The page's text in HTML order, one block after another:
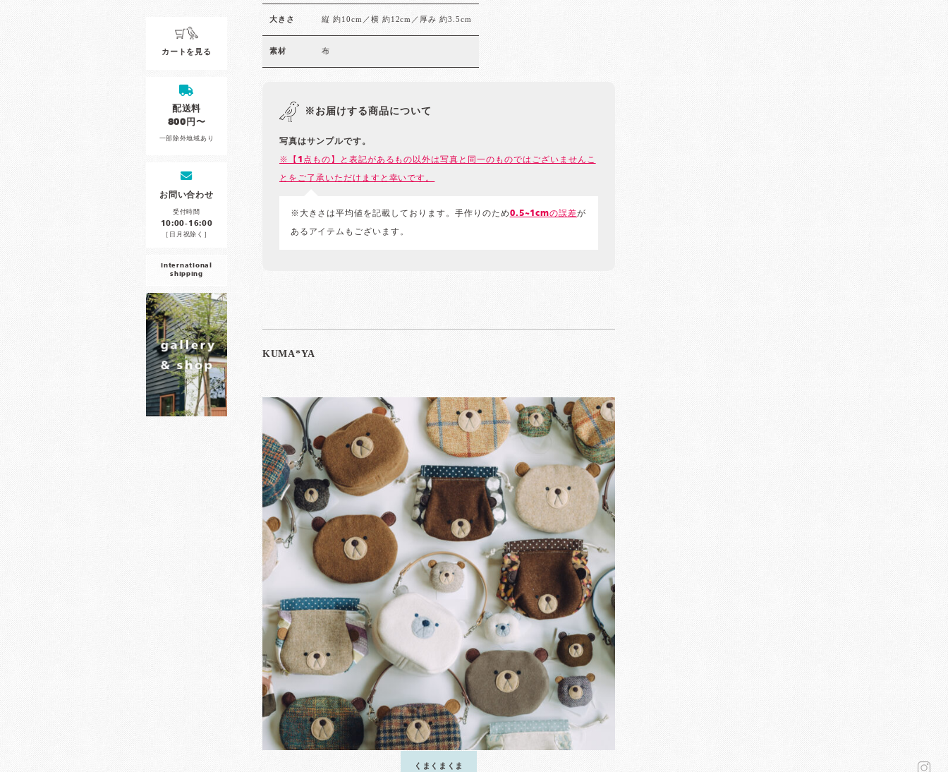
カートを見る
配送料
800円〜
一部除外地域あり
お問い合わせ
受付時間
10:00-16:00
［日月祝除く］
international
shipping
大きさ 縦 約10cm／横 約12cm／厚み 約3.5cm
素材 布
※お届けする商品について
写真はサンプルです。
※【1点もの】と表記があるもの以外は写真と同一のものではございませんこ
とをご了承いただけますと幸いです。
※大きさは平均値を記載しております。手作りのため0.5~1cmの誤差が
あるアイテムもございます。